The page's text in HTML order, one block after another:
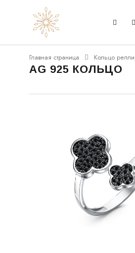
Главная страница Кольцо
AG 925 КОЛЬЦО